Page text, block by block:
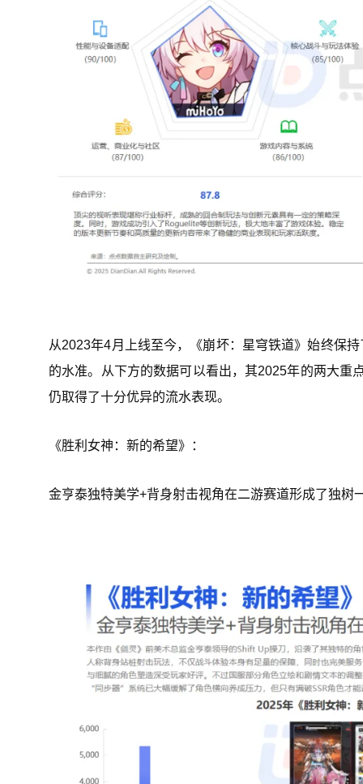
从2023年4月上线至今，《崩坏：星穹铁道》始终保
的水准。从下方的数据可以看出，其2025年的两大重
仍取得了十分优异的流水表现。
《胜利女神：新的希望》：
金亨泰独特美学+背身射击视角在二游赛道形成了独树